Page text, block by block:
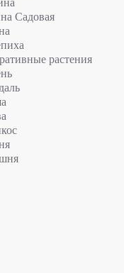
Садовая
растения